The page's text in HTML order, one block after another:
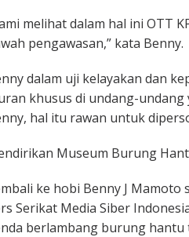
melihat dalam hal ini OTT
pengawasan,” kata Benny.
dalam uji kelayakan dan
khusus di undang-
hal itu rawan untuk
Museum Burung
ke hobi Benny J
Serikat Media Siber
berlambang burung